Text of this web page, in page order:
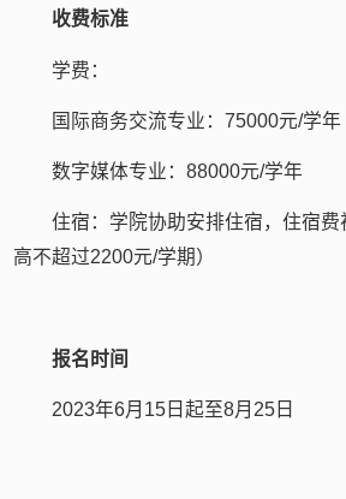
收费标准
学费：
国际商务交流专业：75000元/学年
数字媒体专业：88000元/学年
住宿：学院协助安排住宿，住宿
高不超过2200元/学期）
报名时间
2023年6月15日起至8月25日